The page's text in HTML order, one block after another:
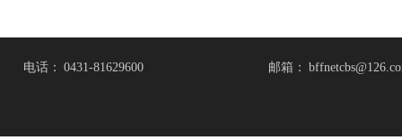
电话： 0431-81629600 邮箱：